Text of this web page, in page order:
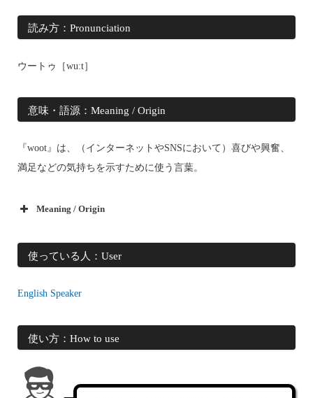
読み方：Pronunciation
ウートゥ［wuːt］
意味・語源：Meaning / Origin
『woot』は、（インターネットやSNSにおいて）喜びや興奮、
満足などの気持ちを示すために使う言葉。
Meaning / Origin
使っている人：User
English Speaker
使い方：How to use